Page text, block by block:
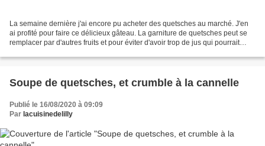
La semaine dernière j'ai encore pu acheter des quetsches au marché. J'en
ai profité pour faire ce délicieux gâteau. La garniture de quetsches peut se
remplacer par d'autres fruits et pour éviter d'avoir trop de jus qui pourrait
Soupe de quetsches, et crumble à la cannelle
Publié le 16/08/2020 à 09:09
Par lacuisinedelilly